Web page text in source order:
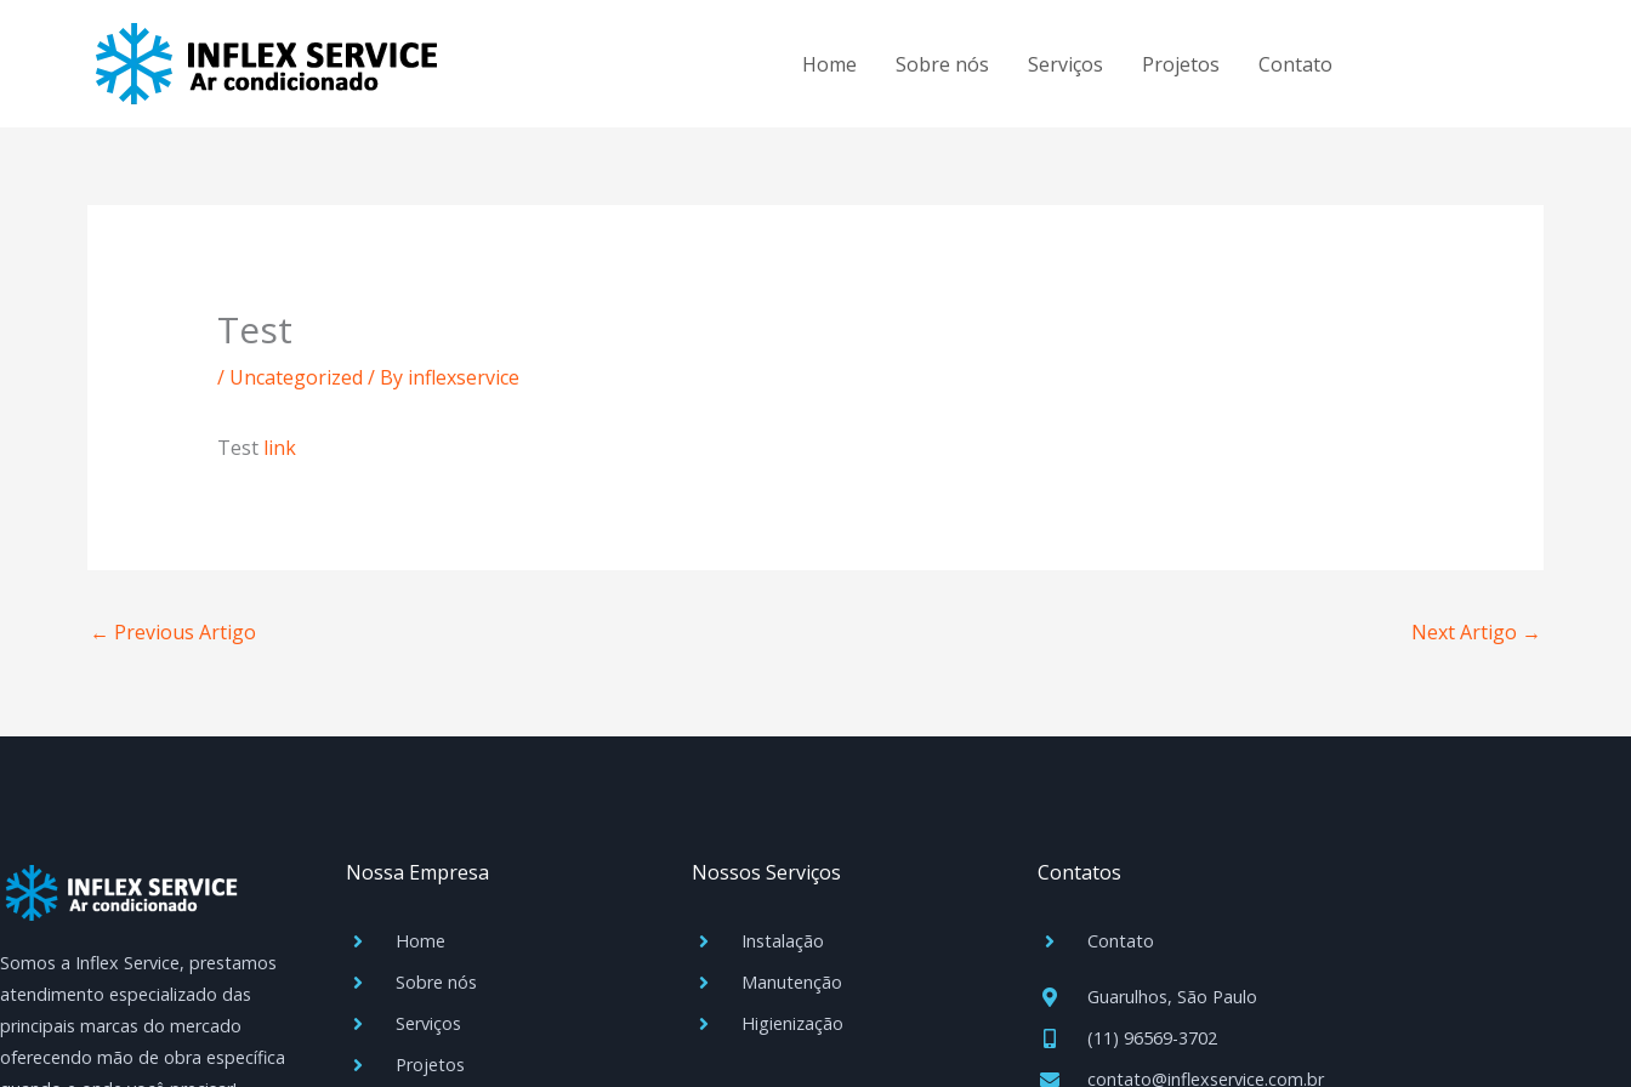
Home Sobre nós Serviços Projetos Contato
Test
/ Uncategorized / By inflexservice
Test link
← Previous Artigo Next Artigo →
Somos a Inflex Service, prestamos
atendimento especializado das
principais marcas do mercado
oferecendo mão de obra específica
Nossa Empresa
Home
Sobre nós
Serviços
Projetos
Nossos Serviços
Instalação
Manutenção
Higienização
Contatos
Contato
Guarulhos, São Paulo
(11) 96569-3702
contato@inflexservice.com.br